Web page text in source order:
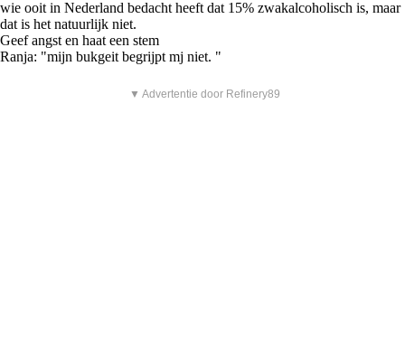
wie ooit in Nederland bedacht heeft dat 15% zwakalcoholisch is, maar
dat is het natuurlijk niet.
Geef angst en haat een stem
Ranja: "mijn bukgeit begrijpt mj niet. "
▼ Advertentie door Refinery89